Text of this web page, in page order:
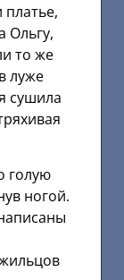
платье,
Ольгу,
то же
луже
сушила
голую
ногой.